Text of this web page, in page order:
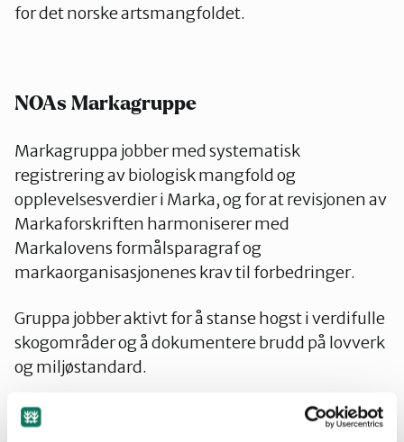
for det norske artsmangfoldet.
NOAs Markagruppe
Markagruppa jobber med systematisk
registrering av biologisk mangfold og
opplevelsesverdier i Marka, og for at revisjonen av
Markaforskriften harmoniserer med
Markalovens formålsparagraf og
markaorganisasjonenes krav til forbedringer.
Gruppa jobber aktivt for å stanse hogst i verdifulle
skogområder og å dokumentere brudd på lovverk
og miljøstandard.
For mer informasjon send en mail til
Bjørn